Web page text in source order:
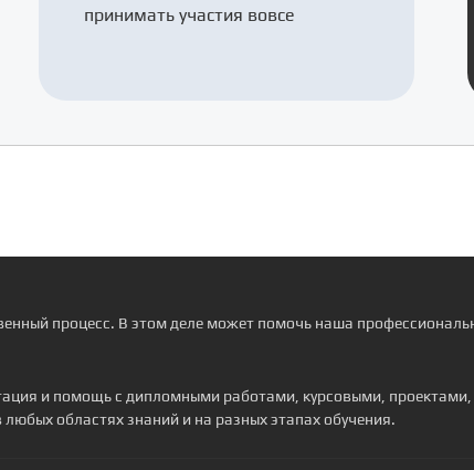
принимать участия вовсе
процесс. В этом деле может помочь наша
и помощь с дипломными работами, курсовыми,
областях знаний и на разных этапах обучения.